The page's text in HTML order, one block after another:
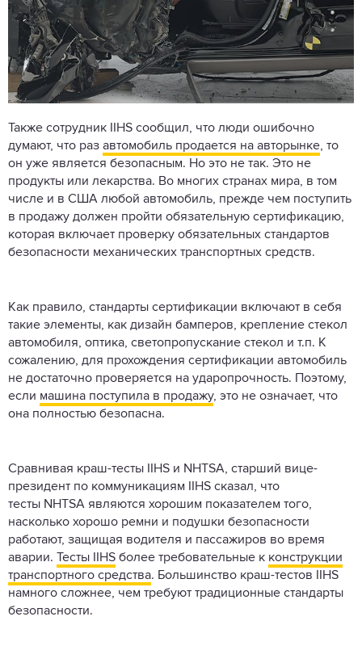
Также сотрудник IIHS сообщил, что люди ошибочно
думают, что раз автомобиль продается на авторынке, то
он уже является безопасным. Но это не так. Это не
продукты или лекарства. Во многих странах мира, в том
числе и в США любой автомобиль, прежде чем поступить
в продажу должен пройти обязательную сертификацию,
которая включает проверку обязательных стандартов
безопасности механических транспортных средств.
Как правило, стандарты сертификации включают в себя
такие элементы, как дизайн бамперов, крепление стекол
автомобиля, оптика, светопропускание стекол и т.п. К
сожалению, для прохождения сертификации автомобиль
не достаточно проверяется на ударопрочность. Поэтому,
если машина поступила в продажу, это не означает, что
она полностью безопасна.
Сравнивая краш-тесты IIHS и NHTSA, старший вице-
президент по коммуникациям IIHS сказал, что
тесты NHTSA являются хорошим показателем того,
насколько хорошо ремни и подушки безопасности
работают, защищая водителя и пассажиров во время
аварии.
Тесты IIHS более требовательные к конструкции
транспортного средства. Большинство краш-тестов IIHS
намного сложнее, чем требуют традиционные стандарты
безопасности.